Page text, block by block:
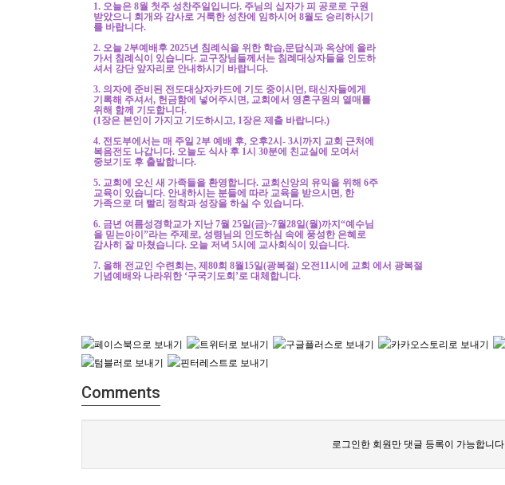
1. 오늘은 8월 첫주 성찬주일입니다. 주님의 십자가 피 공로로 구원
받았으니 회개와 감사로 거룩한 성찬에 임하시어 8월도 승리하시기
를 바랍니다.
2. 오늘 2부예배후 2025년 침례식을 위한 학습,문답식과 옥상에 올라
가서 침례식이 있습니다. 교구장님들께서는 침례대상자들을 인도하
셔서 강단 앞자리로 안내하시기 바랍니다.
3. 의자에 준비된 전도대상자카드에 기도 중이시던, 태신자들에게
기록해 주셔서, 헌금함에 넣어주시면, 교회에서 영혼구원의 열매를
위해 함께 기도합니다.
(1장은 본인이 가지고 기도하시고, 1장은 제출 바랍니다.)
4. 전도부에서는 매 주일 2부 예배 후, 오후2시 - 3시까지 교회 근처에
복음전도 나갑니다. 오늘도 식사 후 1시 30분에 친교실에 모여서
중보기도 후 출발합니다.
5. 교회에 오신 새 가족들을 환영합니다. 교회신앙의 유익을 위해 6주
교육이 있습니다. 안내하시는 분들에 따라 교육을 받으시면, 한
가족으로 더 빨리 정착과 성장을 하실 수 있습니다.
6. 금년 여름성경학교가 지난7월 25일(금)~7월28일(월)까지 “예수님
을 믿는아이 ”라는 주제로, 성령님의 인도하심 속에 풍성한 은혜로
감사히 잘 마쳤습니다. 오늘 저녁 5시에 교사회식이 있습니다.
7. 올해 전교인 수련회는, 제 80회 8월15일(광복절) 오전11시에 교회 에서 광복절
기념예배와 나라위한 ‘구국기도회 ’로 대체합니다.
Comments
로그인한 회원만 댓글 등록이 가능합니다.